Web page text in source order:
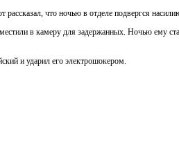
рассказал, что ночью в отделе подвергся
в камеру для задержанных. Ночью ему
и ударил его электрошокером.